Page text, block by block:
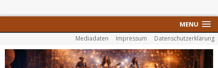
MENU
Mediadaten Impressum Datenschutzerklärung